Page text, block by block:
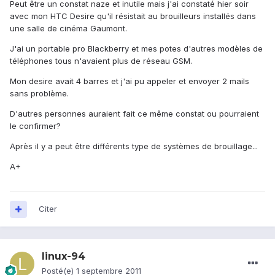
Peut être un constat naze et inutile mais j'ai constaté hier soir
avec mon HTC Desire qu'il résistait au brouilleurs installés dans
une salle de cinéma Gaumont.
J'ai un portable pro Blackberry et mes potes d'autres modèles de
téléphones tous n'avaient plus de réseau GSM.
Mon desire avait 4 barres et j'ai pu appeler et envoyer 2 mails
sans problème.
D'autres personnes auraient fait ce même constat ou pourraient
le confirmer?
Après il y a peut être différents type de systèmes de brouillage...
A+
Citer
linux-94
Posté(e) 1 septembre 2011